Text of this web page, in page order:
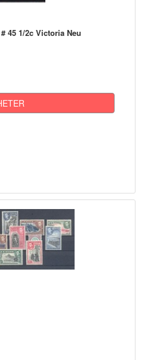
45 1/2c Victoria Neu